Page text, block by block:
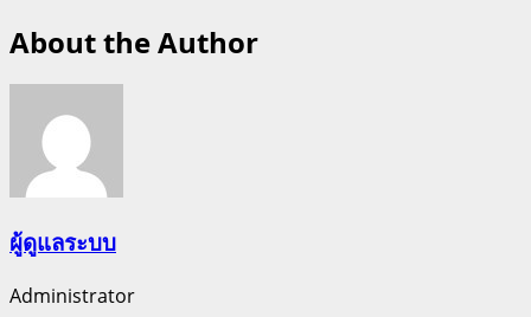
About the Author
ผู้ดูแลระบบ
Administrator